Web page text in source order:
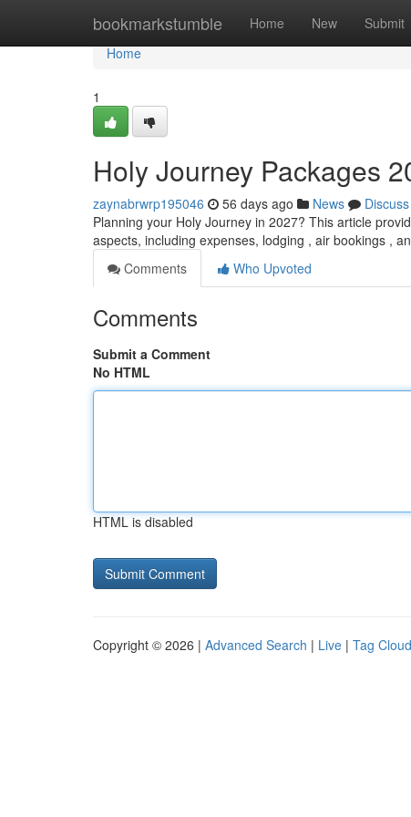
bookmarkstumble Home New Submit
Home
Home
1
Holy Journey Packages
zaynabrwrp195046 56 days ago News
Discuss
Planning your Holy Journey in 2027? This article
aspects, including expenses, lodging , air bookings ,
Comments
Who Upvoted
Comments
Submit a Comment
No HTML
HTML is disabled
Copyright © 2026 | Advanced Search | Live | Tag Cloud